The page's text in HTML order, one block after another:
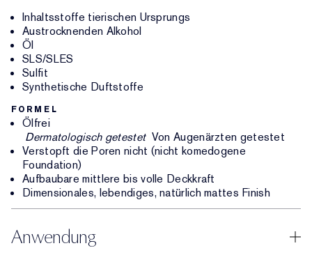
Inhaltsstoffe tierischen Ursprungs
Austrocknenden Alkohol
Öl
SLS/SLES
Sulfit
Synthetische Duftstoffe
FORMEL
Ölfrei
Dermatologisch getestet Von Augenärzten getestet
Verstopft die Poren nicht (nicht komedogene
Foundation)
Aufbaubare mittlere bis volle Deckkraft
Dimensionales, lebendiges, natürlich mattes Finish
Anwendung